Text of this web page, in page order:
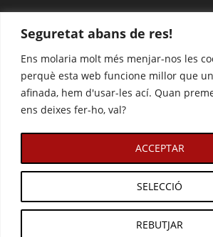
Seguretat abans de res!
Ens molaria molt més menjar-nos les
perquè esta web funcione millor que
afinada, hem d'usar-les ací. Quan
ens deixes fer-ho, val?
SELECCIÓ
REBUTJAR
ACCEPTAR
contacte
By